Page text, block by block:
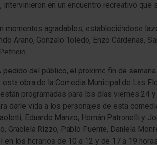
en un encuentro recreativo que
momentos agradables, estableciéndose
Arano, Gonzalo Toledo, Enzo Cárdenas,
pedido del público, el próximo fin de
obra de la Comedia Municipal de Las
programadas para los días viernes 24
darle vida a los personajes de esta
Eduardo Manzo, Hernán Patronelli y
Graciela Rizzo, Pablo Puente, Daniela
los horarios de 10 a 12 y de 17 a 19